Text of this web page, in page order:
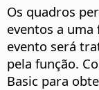
Os quadros
eventos a
evento será
pela função.
Basic para